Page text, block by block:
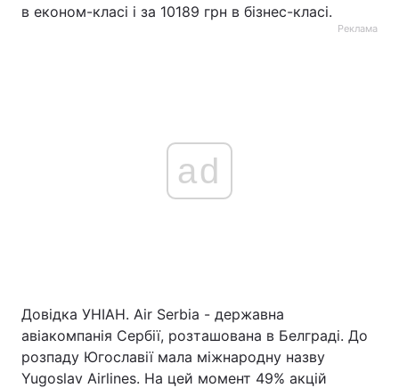
в економ-класі і за 10189 грн в бізнес-класі.
Реклама
ad
Довідка УНІАН. Air Serbia - державна
авіакомпанія Сербії, розташована в Белграді. До
розпаду Югославії мала міжнародну назву
Yugoslav Airlines. На цей момент 49% акцій